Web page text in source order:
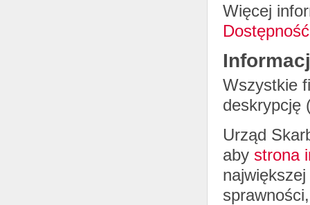
Więcej
Wszystkie
deskrypcję
Urząd
aby strona